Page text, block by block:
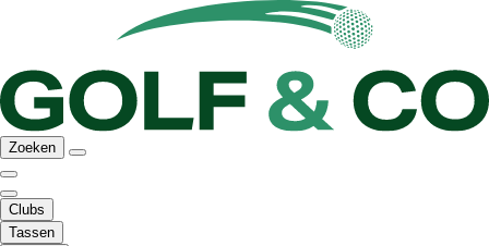
Zoeken
Clubs
Tassen